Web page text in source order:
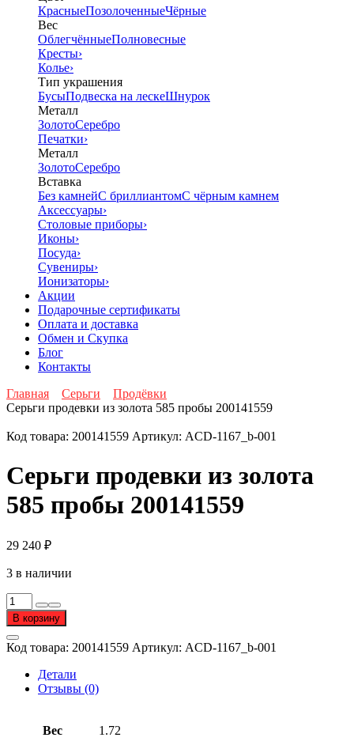
КрасныеПозолоченныеЧёрные
Вес
ОблегчённыеПолновесные
Кресты›
Колье›
Тип украшения
БусыПодвеска на лескеШнурок
Металл
ЗолотоСеребро
Печатки›
Металл
ЗолотоСеребро
Вставка
Без камнейС бриллиантомС чёрным камнем
Аксессуары›
Столовые приборы›
Иконы›
Посуда›
Сувениры›
Ионизаторы›
Акции
Подарочные сертификаты
Оплата и доставка
Обмен и Скупка
Блог
Контакты
Главная
Серьги
Продёвки
Серьги продевки из золота 585 пробы 200141559
Код товара: 200141559 Артикул: ACD-1167_b-001
Серьги продевки из золота
585 пробы 200141559
29 240 ₽
3 в наличии
Количество
товара
Серьги
продевки
из
золота
пробы
В корзину
Код товара: 200141559 Артикул: ACD-1167_b-001
Детали
Отзывы (0)
Вес 1.72